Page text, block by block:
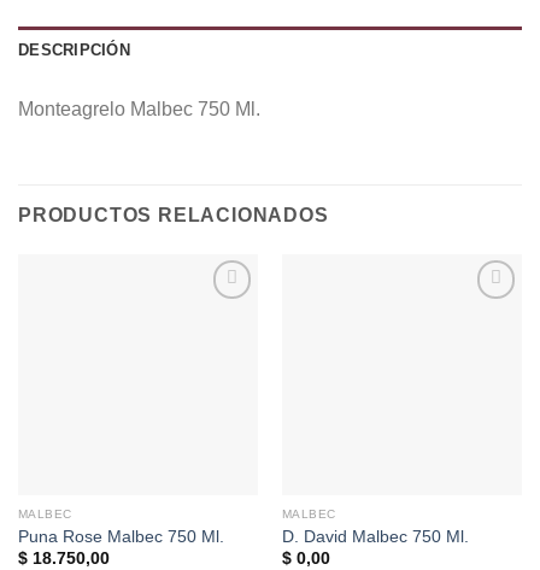
DESCRIPCIÓN
Monteagrelo Malbec 750 Ml.
PRODUCTOS RELACIONADOS
MALBEC
Puna Rose Malbec 750 Ml.
$18.750,00
MALBEC
D. David Malbec 750 Ml.
$0,00